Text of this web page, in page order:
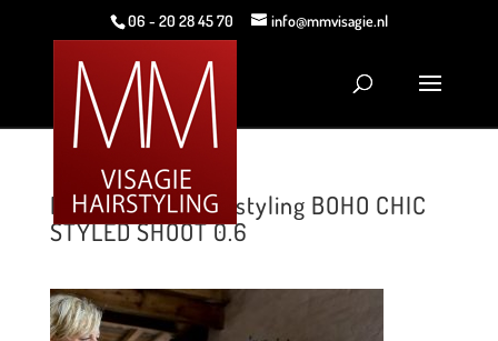
06 - 20 28 45 70 info@mmvisagie.nl
MM Visagie & Hairstyling BOHO CHIC
STYLED SHOOT 0.6